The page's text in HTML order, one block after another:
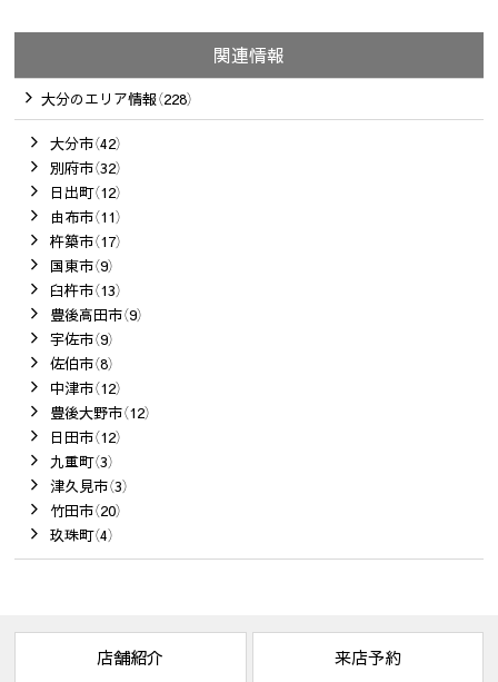
関連情報
大分のエリア情報（228）
大分市（42）
別府市（32）
日出町（12）
由布市（11）
杵築市（17）
国東市（9）
臼杵市（13）
豊後高田市（9）
宇佐市（9）
佐伯市（8）
中津市（12）
豊後大野市（12）
日田市（12）
九重町（3）
津久見市（3）
竹田市（20）
玖珠町（4）
店舗紹介 来店予約